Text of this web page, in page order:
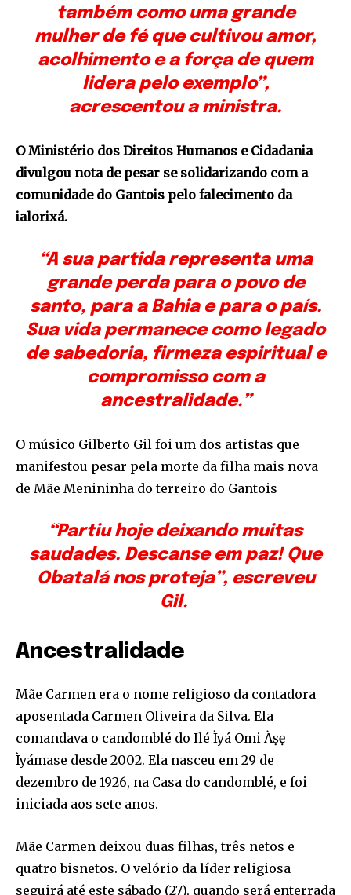
também como uma grande
mulher de fé que cultivou amor,
acolhimento e a força de quem
lidera pelo exemplo”,
acrescentou a ministra.
O Ministério dos Direitos Humanos e Cidadania
divulgou nota de pesar se solidarizando com a
comunidade do Gantois pelo falecimento da
ialorixá.
“A sua partida representa uma
grande perda para o povo de
santo, para a Bahia e para o país.
Sua vida permanece como legado
de sabedoria, firmeza espiritual e
compromisso com a
ancestralidade.”
O músico Gilberto Gil foi um dos artistas que
manifestou pesar pela morte da filha mais nova
de Mãe Menininha do terreiro do Gantois
“Partiu hoje deixando muitas
saudades. Descanse em paz! Que
Obatalá nos proteja”, escreveu
Gil.
Ancestralidade
Mãe Carmen era o nome religioso da contadora
aposentada Carmen Oliveira da Silva. Ela
comandava o candomblé do Ilé Ìyá Omi Àṣẹ
Ìyámase desde 2002. Ela nasceu em 29 de
dezembro de 1926, na Casa do candomblé, e foi
iniciada aos sete anos.
Mãe Carmen deixou duas filhas, três netos e
quatro bisnetos. O velório da líder religiosa
seguirá até este sábado (27), quando será enterrada